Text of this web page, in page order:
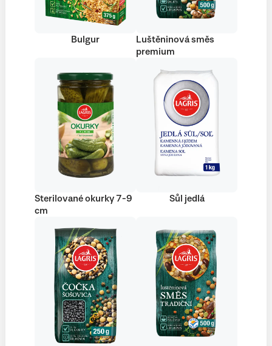
Bulgur
Luštěninová směs
premium
Sterilované okurky 7-9
cm
Sůl jedlá